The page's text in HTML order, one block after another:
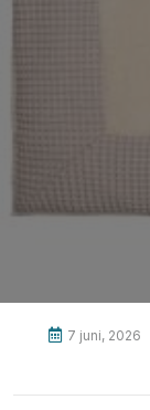
7 juni, 2026